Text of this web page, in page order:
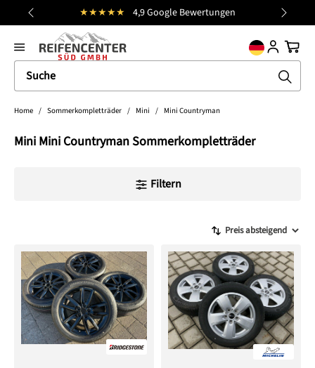
springen ★★★★★ 4,9 Google Bewertungen
general.prev
Home / Sommerkompletträder / Mini / Mini Countryman
Mini Mini Countryman Sommerkompletträder
Filtern